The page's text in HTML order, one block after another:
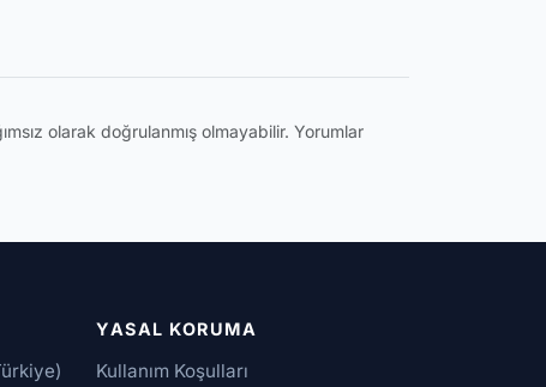
olarak doğrulanmış olmayabilir. Yorumlar
YASAL KORUMA
Kullanım Koşulları